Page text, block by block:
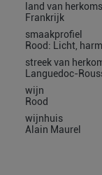
land van
Frankrijk
smaakprofiel
Rood: Licht,
streek van
Languedoc-
wijn
Rood
wijnhuis
Alain Maurel